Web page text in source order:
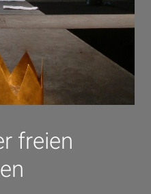
freien